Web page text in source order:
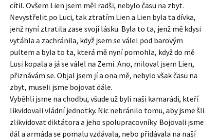
cítil. Ovšem Lien jsem měl radši, nebylo času na zbyt.
Nevystřelit po Luci, tak ztratím Lien a Lien byla ta dívka,
jenž nyní ztratila zase svojí lásku. Byla to ta, jenž mě kdysi
vytáhla a zachránila, když jsem se válel pod barovým
pultem a byla to ta, která mě nyní pomohla, když do mě
Lusi kopala a já se válel na Zemi. Ano, miloval jsem Lien,
přiznávám se. Objal jsem jí a ona mě, nebylo však času na
zbyt, museli jsme bojovat dále.
Vyběhli jsme na chodbu, všude už byli naši kamarádi, kteří
likvidovali vládní jednotky. Nic nebránilo tomu, aby jsme šli
zlikvidovat diktátora a jeho spolupracovníky. Bojovali jsme
dál a armáda se pomalu vzdávala, nebo přidávala na naší